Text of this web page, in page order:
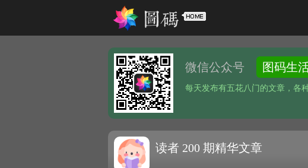
微信公众号 图码生
每天发布有五花八门的文章，各
读者 200 期精华文章